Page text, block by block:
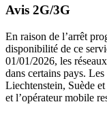
Avis 2G/3G
En raison de l’arrêt
disponibilité de ce
01/01/2026, les
dans certains pays.
Liechtenstein, Suède
et l’opérateur mobile